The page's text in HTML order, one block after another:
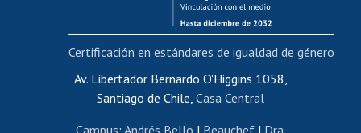
Cursos internos de capacitación
Bienestar del personal
Portal de movilidad interna
Certificado de renta
Certificado de renta honorarios
Av. Libertador Bernardo O'Higgins 1058,
Santiago de Chile, Casa Central
Certificación en estándares de igualdad de género